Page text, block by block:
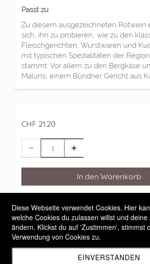
Passt zu
Zu diesem ausgezeichneten Rotwein
sich, ihn zu probieren, wie zu den
Fleischgerichten, Wurstwaren und
mit typischen Spezialitäten der
stammt: Vor allem zu den Bergkäse
Maluns, einem Bündner Gericht aus
CHF 21.20
In den Warenkorb
Allgemeine Geschäftsbedingungen
Widerrufsbelehrung
Versandbedingungen
Diese Webseite verwendet Cookies. Hier
welche Cookies du zulassen willst und
ändern. Klickst du auf 'Zustimmen', stimmst
Verwendung von Cookies zu.
EINVERSTANDEN